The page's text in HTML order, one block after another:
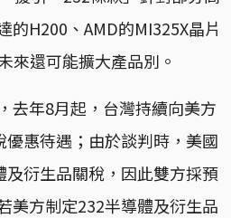
的H200、AMD的MI325X晶片
來還可能擴大產品別。
去年8月起，台灣持續向美方
惠待遇；由於談判時，美國
及衍生品關稅，因此雙方採預
美方制定232半導體及衍生品